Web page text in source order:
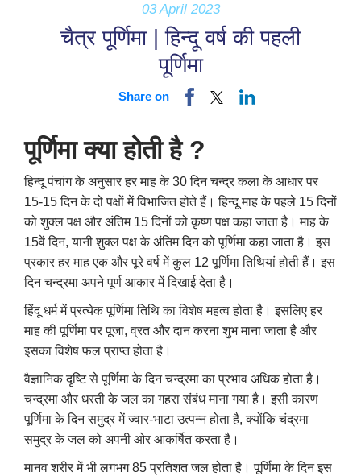
03 April 2023
चैत्र पूर्णिमा | हिन्दू वर्ष की पहली
पूर्णिमा
Share on
पूर्णिमा क्या होती है ?
हिन्दू पंचांग के अनुसार हर माह के 30 दिन चन्द्र कला के आधार पर
15-15 दिन के दो पक्षों में विभाजित होते हैं। हिन्दू माह के पहले 15 दिनों
को शुक्ल पक्ष और अंतिम 15 दिनों को कृष्ण पक्ष कहा जाता है। माह के
15वें दिन, यानी शुक्ल पक्ष के अंतिम दिन को पूर्णिमा कहा जाता है। इस
प्रकार हर माह एक और पूरे वर्ष में कुल 12 पूर्णिमा तिथियां होती हैं। इस
दिन चन्द्रमा अपने पूर्ण आकार में दिखाई देता है।
हिंदू धर्म में प्रत्येक पूर्णिमा तिथि का विशेष महत्व होता है। इसलिए हर
माह की पूर्णिमा पर पूजा, व्रत और दान करना शुभ माना जाता है और
इसका विशेष फल प्राप्त होता है।
वैज्ञानिक दृष्टि से पूर्णिमा के दिन चन्द्रमा का प्रभाव अधिक होता है।
चन्द्रमा और धरती के जल का गहरा संबंध माना गया है। इसी कारण
पूर्णिमा के दिन समुद्र में ज्वार-भाटा उत्पन्न होता है, क्योंकि चंद्रमा
समुद्र के जल को अपनी ओर आकर्षित करता है।
मानव शरीर में भी लगभग 85 प्रतिशत जल होता है। पूर्णिमा के दिन इस